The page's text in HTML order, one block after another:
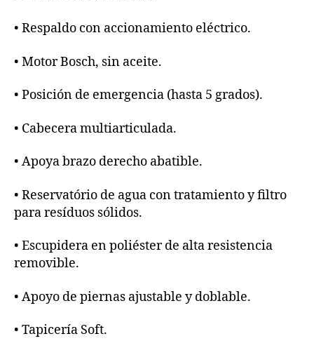
• Respaldo con accionamiento eléctrico.
• Motor Bosch, sin aceite.
• Posición de emergencia (hasta 5 grados).
• Cabecera multiarticulada.
• Apoya brazo derecho abatible.
• Reservatório de agua con tratamiento y filtro
para resíduos sólidos.
• Escupidera en poliéster de alta resistencia
removible.
• Apoyo de piernas ajustable y doblable.
• Tapicería Soft.